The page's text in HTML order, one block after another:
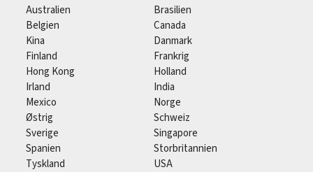
Australien
Brasilien
Belgien
Canada
Kina
Danmark
Finland
Frankrig
Hong Kong
Holland
Irland
India
Mexico
Norge
Østrig
Schweiz
Sverige
Singapore
Spanien
Storbritannien
Tyskland
USA